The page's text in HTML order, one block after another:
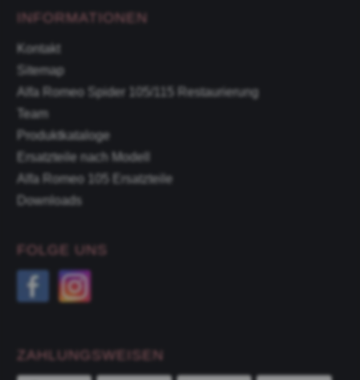
INFORMATIONEN
Kontakt
Sitemap
Alfa Romeo Spider 105/115 Restaurierung
Team
Produktkataloge
Ersatzteile nach Modell
Alfa Romeo 105 Ersatzteile
Downloads
FOLGE UNS
ZAHLUNGSWEISEN